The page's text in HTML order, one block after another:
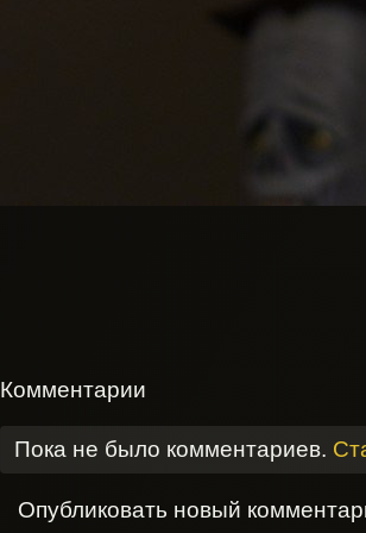
Комментарии
Пока не было комментариев.
Опубликовать новый